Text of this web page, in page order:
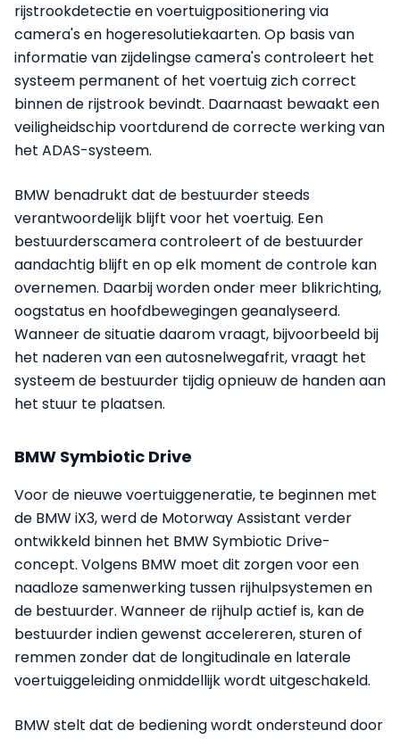
rijstrookdetectie en voertuigpositionering via
camera's en hogeresolutiekaarten. Op basis van
informatie van zijdelingse camera's controleert het
systeem permanent of het voertuig zich correct
binnen de rijstrook bevindt. Daarnaast bewaakt een
veiligheidschip voortdurend de correcte werking van
het ADAS-systeem.
BMW benadrukt dat de bestuurder steeds
verantwoordelijk blijft voor het voertuig. Een
bestuurderscamera controleert of de bestuurder
aandachtig blijft en op elk moment de controle kan
overnemen. Daarbij worden onder meer blikrichting,
oogstatus en hoofdbewegingen geanalyseerd.
Wanneer de situatie daarom vraagt, bijvoorbeeld bij
het naderen van een autosnelwegafrit, vraagt het
systeem de bestuurder tijdig opnieuw de handen aan
het stuur te plaatsen.
BMW Symbiotic Drive
Voor de nieuwe voertuiggeneratie, te beginnen met
de BMW iX3, werd de Motorway Assistant verder
ontwikkeld binnen het BMW Symbiotic Drive-
concept. Volgens BMW moet dit zorgen voor een
naadloze samenwerking tussen rijhulpsystemen en
de bestuurder. Wanneer de rijhulp actief is, kan de
bestuurder indien gewenst accelereren, sturen of
remmen zonder dat de longitudinale en laterale
voertuiggeleiding onmiddellijk wordt uitgeschakeld.
BMW stelt dat de bediening wordt ondersteund door